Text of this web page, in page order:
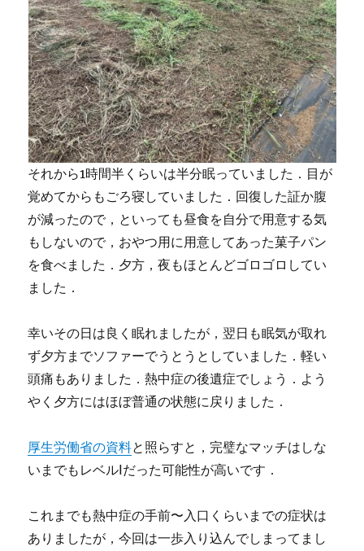
それから1時間半くらいは半分眠っていました．目が
覚めてからもごろ寝していました．回復した証か腹
が減ったので，といっても昼食を自分で用意する気
もしないので，おやつ用に用意してあった菓子パン
を食べました．夕方，夜もほとんどゴロゴロしてい
ました．
幸いその日は良く眠れましたが，翌日も眠気が取れ
ず夕方までソファーでうとうとしていました．軽い
頭痛もありました．熱中症の後遺症でしょう．よう
やく夕方にはほぼ普通の状態に戻りました．
厚生労働省の資料と照らすと，完璧なマッチはしな
いまでもレベルⅠだった可能性が高いです．
これまでも熱中症の手前〜入口くらいまでの症状は
ありましたが，今回は一歩入り込んでしまってまし